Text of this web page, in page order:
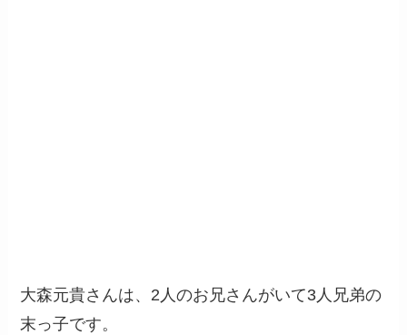
大森元貴さんは、2人のお兄さんがいて3人兄弟の
末っ子です。